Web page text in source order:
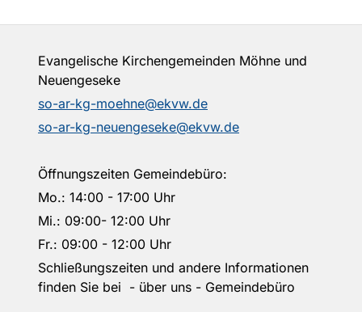
Evangelische Kirchengemeinden Möhne und
Neuengeseke
so-ar-kg-moehne@ekvw.de
so-ar-kg-neuengeseke@ekvw.de
Öffnungszeiten Gemeindebüro:
Mo.: 14:00 - 17:00 Uhr
Mi.: 09:00- 12:00 Uhr
Fr.: 09:00 - 12:00 Uhr
Schließungszeiten und andere Informationen
finden Sie bei - über uns - Gemeindebüro